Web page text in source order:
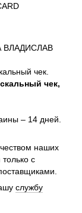
ВЛАДИСЛАВ
чек.
чек,
– 14 дней.
наших
с
службу